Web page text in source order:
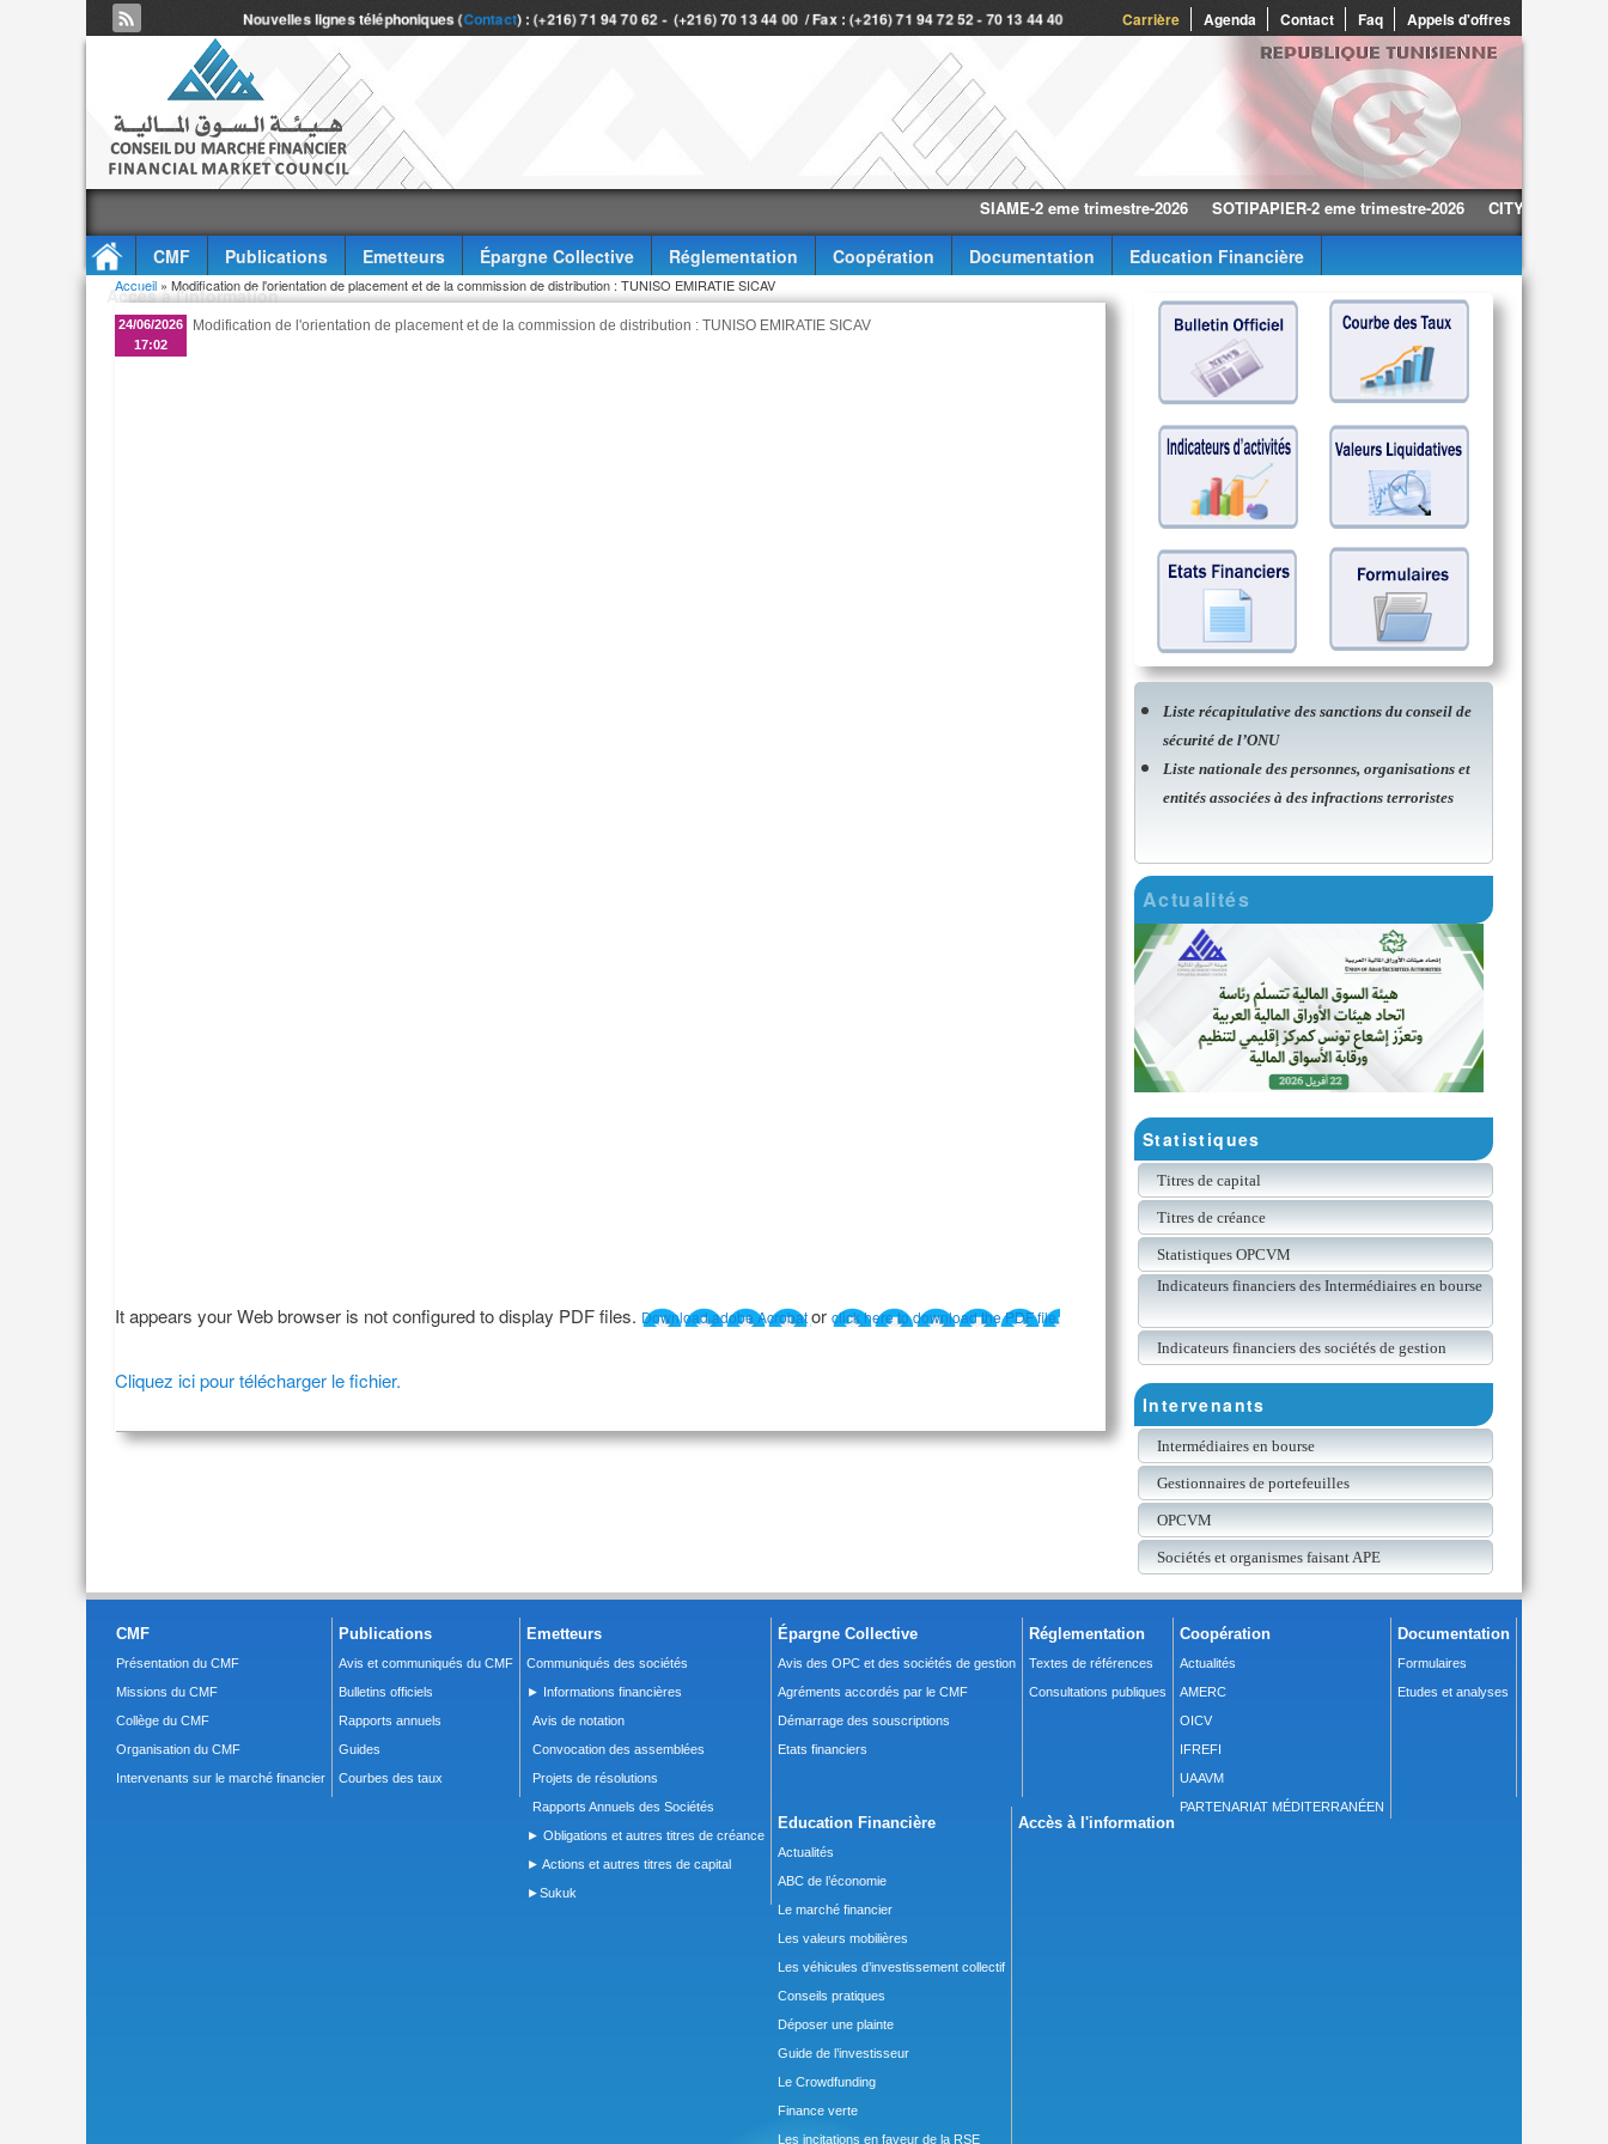
Carrière Agenda Contact Faq Appels d'offres
Nouvelles lignes téléphoniques (Contact) : (+216) 71 94 70 62 - (+216) 70 13 44 00 / Fax : (+216) 71 94 72 52 - 70 13 44 40
SIAME-2 eme trimestre-2026 SOTIPAPIER-2 eme trimestre-2026 CITY CARS-2 eme
CMF Publications Emetteurs Épargne Collective Réglementation Coopération Documentation
Education Financière
Accès à l'information
Vous êtes ici
Accueil » Modification de l'orientation de placement et de la commission de distribution : TUNISO EMIRATIE SICAV
24/06/2026
17:02
Modification de l'orientation de placement et de la commission de distribution : TUNISO EMIRATIE SICAV
It appears your Web browser is not configured to display PDF files. Download adobe Acrobator click here to download the PDF file.
Cliquez ici pour télécharger le fichier.
Liste récapitulative des sanctions du conseil de
sécurité de l’ONU
Liste nationale des personnes, organisations et
entités associées à des infractions terroristes
Actualités
Statistiques
Titres de capital
Titres de créance
Statistiques OPCVM
Indicateurs financiers des Intermédiaires en bourse
Indicateurs financiers des sociétés de gestion
Intervenants
Intermédiaires en bourse
Gestionnaires de portefeuilles
OPCVM
Sociétés et organismes faisant APE
CMF
Présentation du CMF
Missions du CMF
Collège du CMF
Organisation du CMF
Intervenants sur le marché financier
Publications
Avis et communiqués du CMF
Bulletins officiels
Rapports annuels
Guides
Courbes des taux
Emetteurs
Communiqués des sociétés
► Informations financières
Avis de notation
Convocation des assemblées
Projets de résolutions
Rapports Annuels des Sociétés
► Obligations et autres titres de créance
► Actions et autres titres de capital
►Sukuk
Épargne Collective
Avis des OPC et des sociétés de gestion
Agréments accordés par le CMF
Démarrage des souscriptions
Etats financiers
Réglementation
Textes de références
Consultations publiques
Coopération
Actualités
AMERC
OICV
IFREFI
UAAVM
PARTENARIAT MÉDITERRANÉEN
Documentation
Formulaires
Etudes et analyses
Education Financière
Actualités
ABC de l’économie
Le marché financier
Les valeurs mobilières
Les véhicules d’investissement collectif
Conseils pratiques
Déposer une plainte
Guide de l’investisseur
Le Crowdfunding
Finance verte
Les incitations en faveur de la RSE
Accès à l'information